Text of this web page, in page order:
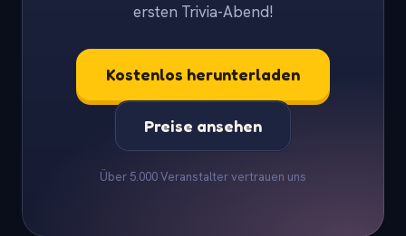
ersten Trivia-Abend!
Kostenlos herunterladen
Preise ansehen
Über 5.000 Veranstalter vertrauen uns